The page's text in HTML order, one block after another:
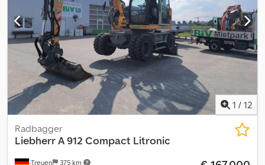
1 / 12
Treuen 375 km
Radbagger
LiebherrA 912 Compact Litronic